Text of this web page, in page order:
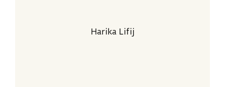
Harika Lifij